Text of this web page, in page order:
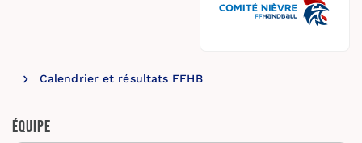
Calendrier et résultats FFHB
Équipe